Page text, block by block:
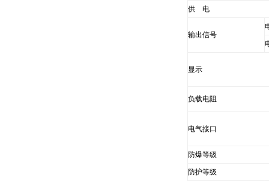
供 电
输出信号
显示
负载电阻
电气接口
防爆等级
防护等级